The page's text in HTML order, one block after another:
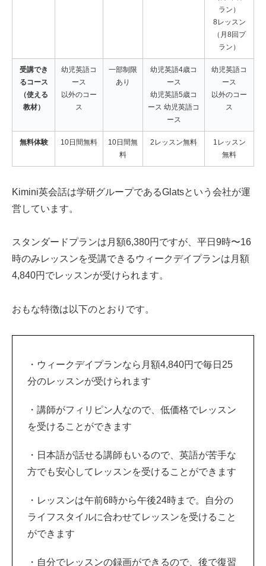
ラン）
8レッスン
（月8回プ
ラン）
受講でき
るコース
（使える
教材）
幼児英語コ
ース
以外のコー
ス
一部制限
あり
幼児英語4歳コ
ース
幼児英語5歳コ
ース 幼児英語コ
ース
幼児英語コ
ース
以外のコー
ス
無料体験 10日間無料
10日間無
料
2レッスン無料
1レッスン
無料
Kimini英会話は学研グループであるGlatsという会社が運
営しています。
スタンダードプランは月額6,380円ですが、平日9時〜16
時のみレッスンを受講できるウィークデイプランは月額
4,840円でレッスンが受けられます。
おもな特徴は以下のとおりです。
・ウィークデイプランなら月額4,840円で毎日25
分のレッスンが受けられます
・講師がフィリピン人なので、低価格でレッスン
を受けることができます
・日本語が話せる講師もいるので、英語が苦手な
方でも安心してレッスンを受けることができます
・レッスンは午前6時から午後24時まで。自分の
ライフスタイルに合わせてレッスンを受けること
ができます
・自分でレッスンの録画ができるので、後で復習